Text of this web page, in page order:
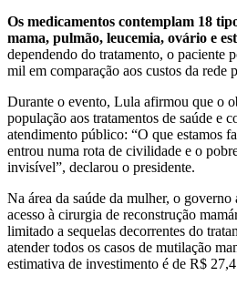
Os medicamentos contemplam 18
mama, pulmão, leucemia, ovário e
dependendo do tratamento, o paciente
mil em comparação aos custos da rede
Durante o evento, Lula afirmou que o
população aos tratamentos de saúde e
atendimento público: “O que estamos
entrou numa rota de civilidade e o
invisível”, declarou o presidente.
Na área da saúde da mulher, o
acesso à cirurgia de reconstrução
limitado a sequelas decorrentes do
atender todos os casos de mutilação
estimativa de investimento é de R$